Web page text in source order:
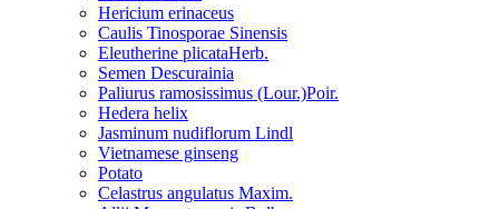
Hericium erinaceus
Caulis Tinosporae Sinensis
Eleutherine plicataHerb.
Semen Descurainia
Paliurus ramosissimus (Lour.)Poir.
Hedera helix
Jasminum nudiflorum Lindl
Vietnamese ginseng
Potato
Celastrus angulatus Maxim.